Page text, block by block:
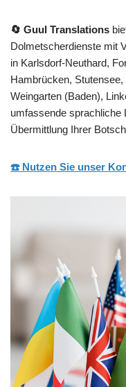
🔄 Guul Translations
Dolmetscherdienste mit
in Karlsdorf-Neuthard,
Hambrücken,
Weingarten (Baden),
umfassende sprachliche
Übermittlung Ihrer
☎️ Nutzen Sie unser